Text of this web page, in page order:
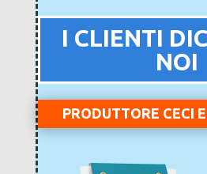
I CLIENTI
NOI
PRODUTTORE CECI